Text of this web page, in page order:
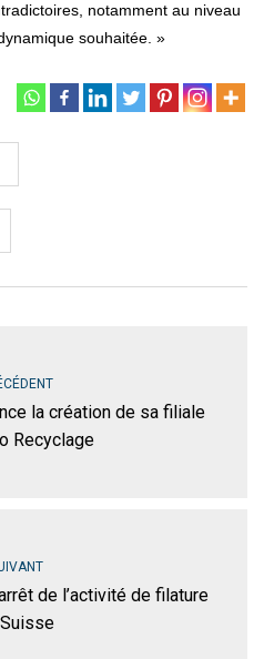
notamment au niveau
souhaitée. »
la création de sa filiale
Recyclage
de l’activité de filature